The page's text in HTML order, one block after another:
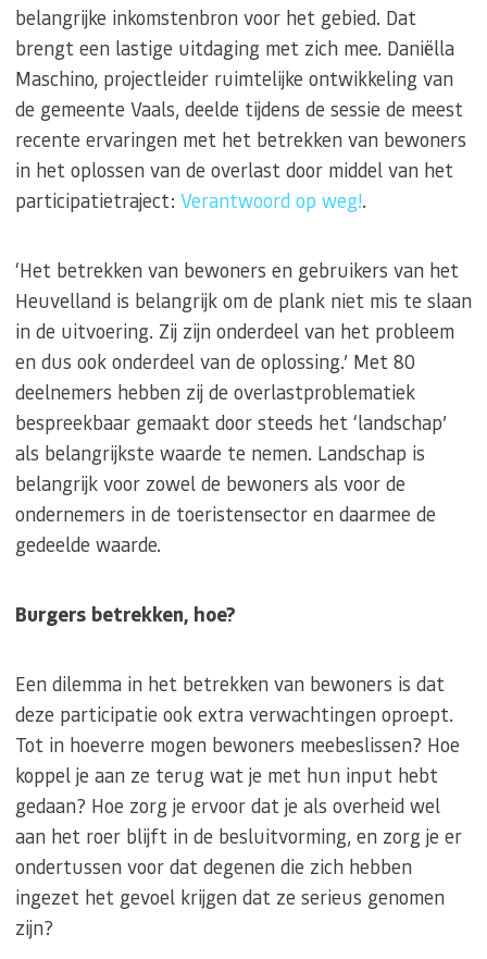
belangrijke inkomstenbron voor het gebied. Dat
brengt een lastige uitdaging met zich mee. Daniëlla
Maschino, projectleider ruimtelijke ontwikkeling van
de gemeente Vaals, deelde tijdens de sessie de meest
recente ervaringen met het betrekken van bewoners
in het oplossen van de overlast door middel van het
participatietraject: Verantwoord op weg!.
‘Het betrekken van bewoners en gebruikers van het
Heuvelland is belangrijk om de plank niet mis te slaan
in de uitvoering. Zij zijn onderdeel van het probleem
en dus ook onderdeel van de oplossing.’ Met 80
deelnemers hebben zij de overlastproblematiek
bespreekbaar gemaakt door steeds het ‘landschap’
als belangrijkste waarde te nemen. Landschap is
belangrijk voor zowel de bewoners als voor de
ondernemers in de toeristensector en daarmee de
gedeelde waarde.
Burgers betrekken, hoe?
Een dilemma in het betrekken van bewoners is dat
deze participatie ook extra verwachtingen oproept.
Tot in hoeverre mogen bewoners meebeslissen? Hoe
koppel je aan ze terug wat je met hun input hebt
gedaan? Hoe zorg je ervoor dat je als overheid wel
aan het roer blijft in de besluitvorming, en zorg je er
ondertussen voor dat degenen die zich hebben
ingezet het gevoel krijgen dat ze serieus genomen
zijn?